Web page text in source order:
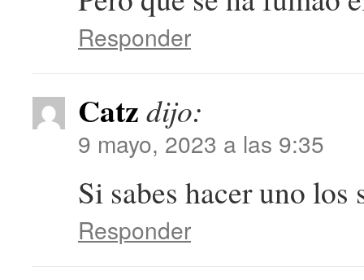
Responder
Catz dijo:
9 mayo, 2023 a las 9:35
Si sabes hacer uno los
Responder